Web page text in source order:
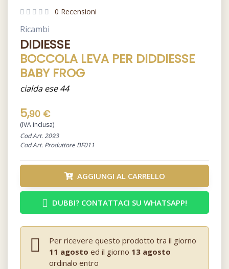
0 Recensioni
Ricambi
DIDIESSE
BOCCOLA LEVA PER DIDDIESSE
BABY FROG
cialda ese 44
5,90 €
(IVA inclusa)
Cod.Art. 2093
Cod.Art. Produttore BF011
AGGIUNGI AL CARRELLO
DUBBI? CONTATTACI SU WHATSAPP!
Per ricevere questo prodotto tra il giorno
11 agosto ed il giorno 13 agosto
ordinalo entro